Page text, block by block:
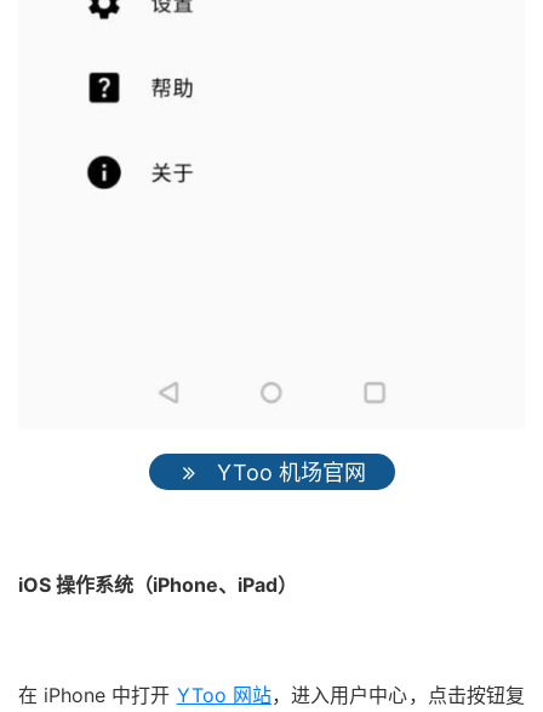
YToo 机场官网
iOS 操作系统（iPhone、iPad）
在 iPhone 中打开 YToo 网站，进入用户中心，点击按钮复